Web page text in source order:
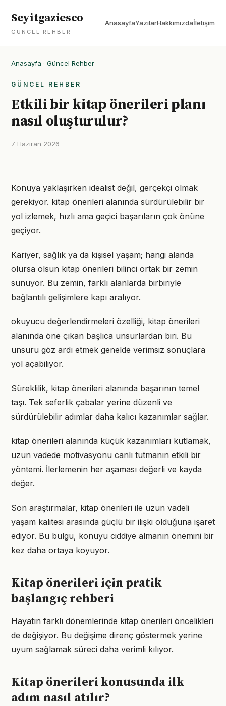
Seyitgaziesco
GÜNCEL REHBER
AnasayfaYazılarHakkımızdaİletişim
Anasayfa · Güncel Rehber
GÜNCEL REHBER
Etkili bir kitap önerileri planı
nasıl oluşturulur?
7 Haziran 2026
Konuya yaklaşırken idealist değil, gerçekçi olmak
gerekiyor. kitap önerileri alanında sürdürülebilir bir
yol izlemek, hızlı ama geçici başarıların çok önüne
geçiyor.
Kariyer, sağlık ya da kişisel yaşam; hangi alanda
olursa olsun kitap önerileri bilinci ortak bir zemin
sunuyor. Bu zemin, farklı alanlarda birbiriyle
bağlantılı gelişimlere kapı aralıyor.
okuyucu değerlendirmeleri özelliği, kitap önerileri
alanında öne çıkan başlıca unsurlardan biri. Bu
unsuru göz ardı etmek genelde verimsiz sonuçlara
yol açabiliyor.
Süreklilik, kitap önerileri alanında başarının temel
taşı. Tek seferlik çabalar yerine düzenli ve
sürdürülebilir adımlar daha kalıcı kazanımlar sağlar.
kitap önerileri alanında küçük kazanımları kutlamak,
uzun vadede motivasyonu canlı tutmanın etkili bir
yöntemi. İlerlemenin her aşaması değerli ve kayda
değer.
Son araştırmalar, kitap önerileri ile uzun vadeli
yaşam kalitesi arasında güçlü bir ilişki olduğuna işaret
ediyor. Bu bulgu, konuyu ciddiye almanın önemini bir
kez daha ortaya koyuyor.
Kitap önerileri için pratik
başlangıç rehberi
Hayatın farklı dönemlerinde kitap önerileri öncelikleri
de değişiyor. Bu değişime direnç göstermek yerine
uyum sağlamak süreci daha verimli kılıyor.
Kitap önerileri konusunda ilk
adım nasıl atılır?